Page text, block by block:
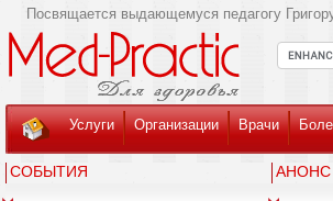
Посвящается выдающемуся педагогу
Услуги Организации Врачи
СОБЫТИЯ АНОНС